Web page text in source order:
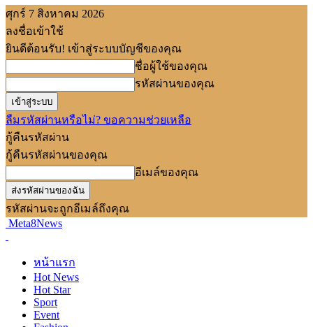
ศุกร์ 7 สิงหาคม 2026
ลงชื่อเข้าใช้
ยินดีต้อนรับ! เข้าสู่ระบบบัญชีของคุณ
ชื่อผู้ใช้ของคุณ
รหัสผ่านของคุณ
ลืมรหัสผ่านหรือไม่? ขอความช่วยเหลือ
กู้คืนรหัสผ่าน
กู้คืนรหัสผ่านของคุณ
อีเมล์ของคุณ
รหัสผ่านจะถูกอีเมล์ถึงคุณ
Meta8News
หน้าแรก
Hot News
Hot Star
Sport
Event